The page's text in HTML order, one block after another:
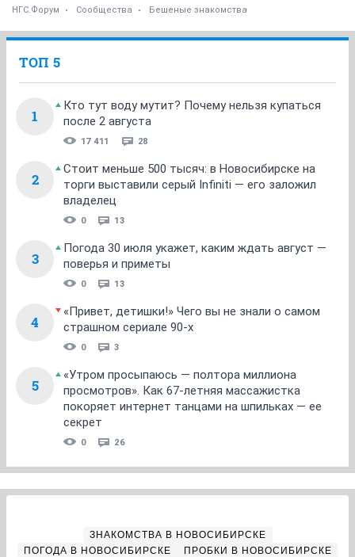
НГС.Форум Сообщества Бешеные знакомства
ТОП 5
1
Кто тут воду мутит? Почему нельзя купаться
после 2 августа
17 411 28
2
Стоит меньше 500 тысяч: в Новосибирске на
торги выставили серый Infiniti — его заложил
владелец
0 13
3
Погода 30 июля укажет, каким ждать август —
поверья и приметы
0 13
4
«Привет, детишки!» Чего вы не знали о самом
страшном сериале 90-х
0 3
5
«Утром просыпаюсь — полтора миллиона
просмотров». Как 67-летняя массажистка
покоряет интернет танцами на шпильках — ее
секрет
0 26
ЗНАКОМСТВА В НОВОСИБИРСКЕ
ПОГОДА В НОВОСИБИРСКЕ
ПРОБКИ В НОВОСИБИРСКЕ